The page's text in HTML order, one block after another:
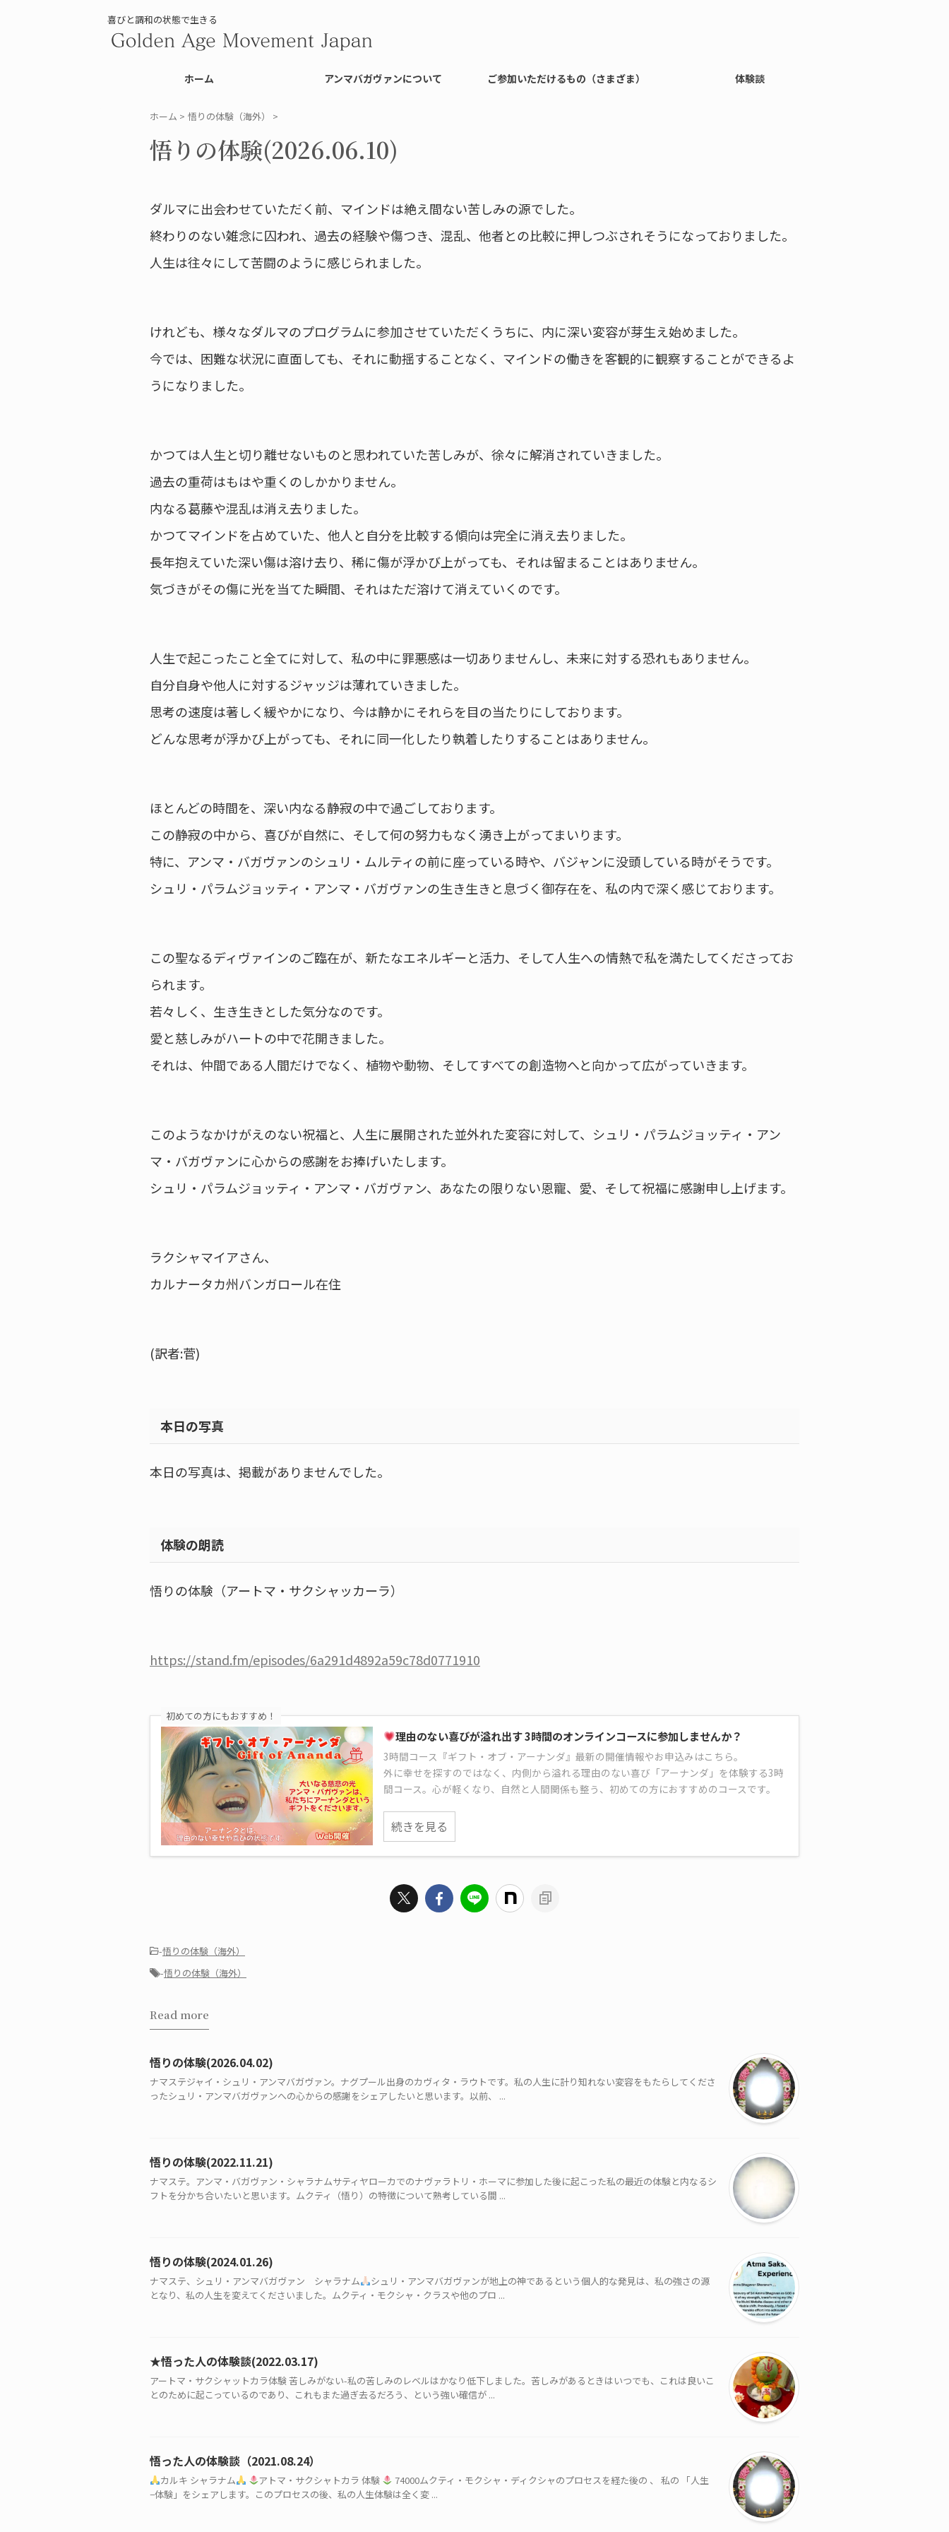
喜びと調和の状態で生きる
ホーム アンマバガヴァンについて ご参加いただけるもの（さまざま） 体験談
ホーム > 悟りの体験（海外） >
悟りの体験(2026.06.10)
ダルマに出会わせていただく前、マインドは絶え間ない苦しみの源でした。
終わりのない雑念に囚われ、過去の経験や傷つき、混乱、他者との比較に押しつぶされそうになっておりました。
人生は往々にして苦闘のように感じられました。
けれども、様々なダルマのプログラムに参加させていただくうちに、内に深い変容が芽生え始めました。
今では、困難な状況に直面しても、それに動揺することなく、マインドの働きを客観的に観察することができるよ
うになりました。
かつては人生と切り離せないものと思われていた苦しみが、徐々に解消されていきました。
過去の重荷はもはや重くのしかかりません。
内なる葛藤や混乱は消え去りました。
かつてマインドを占めていた、他人と自分を比較する傾向は完全に消え去りました。
長年抱えていた深い傷は溶け去り、稀に傷が浮かび上がっても、それは留まることはありません。
気づきがその傷に光を当てた瞬間、それはただ溶けて消えていくのです。
人生で起こったこと全てに対して、私の中に罪悪感は一切ありませんし、未来に対する恐れもありません。
自分自身や他人に対するジャッジは薄れていきました。
思考の速度は著しく緩やかになり、今は静かにそれらを目の当たりにしております。
どんな思考が浮かび上がっても、それに同一化したり執着したりすることはありません。
ほとんどの時間を、深い内なる静寂の中で過ごしております。
この静寂の中から、喜びが自然に、そして何の努力もなく湧き上がってまいります。
特に、アンマ・バガヴァンのシュリ・ムルティの前に座っている時や、バジャンに没頭している時がそうです。
シュリ・パラムジョッティ・アンマ・バガヴァンの生き生きと息づく御存在を、私の内で深く感じております。
この聖なるディヴァインのご臨在が、新たなエネルギーと活力、そして人生への情熱で私を満たしてくださってお
られます。
若々しく、生き生きとした気分なのです。
愛と慈しみがハートの中で花開きました。
それは、仲間である人間だけでなく、植物や動物、そしてすべての創造物へと向かって広がっていきます。
このようなかけがえのない祝福と、人生に展開された並外れた変容に対して、シュリ・パラムジョッティ・アン
マ・バガヴァンに心からの感謝をお捧げいたします。
シュリ・パラムジョッティ・アンマ・バガヴァン、あなたの限りない恩寵、愛、そして祝福に感謝申し上げます。
ラクシャマイアさん、
カルナータカ州バンガロール在住
(訳者:菅)
本日の写真
本日の写真は、掲載がありませんでした。
体験の朗読
悟りの体験（アートマ・サクシャッカーラ）
https://stand.fm/episodes/6a291d4892a59c78d0771910
初めての方にもおすすめ！
理由のない喜びが溢れ出す 3時間のオンラインコースに参加しませんか？
3時間コース『ギフト・オブ・アーナンダ』最新の開催情報やお申込みはこちら。
外に幸せを探すのではなく、内側から溢れる理由のない喜び「アーナンダ」を体験する3時
間コース。心が軽くなり、自然と人間関係も整う、初めての方におすすめのコースです。
続きを見る
-悟りの体験（海外）
-悟りの体験（海外）
Read more
悟りの体験(2026.04.02)
ナマステジャイ・シュリ・アンマバガヴァン。ナグプール出身のカヴィタ・ラウトです。私の人生に計り知れない変容をもたらしてくださ
ったシュリ・アンマバガヴァンへの心からの感謝をシェアしたいと思います。以前、 ...
悟りの体験(2022.11.21)
ナマステ。アンマ・バガヴァン・シャラナムサティヤローカでのナヴァラトリ・ホーマに参加した後に起こった私の最近の体験と内なるシ
フトを分かち合いたいと思います。ムクティ（悟り）の特徴について熟考している間 ...
悟りの体験(2024.01.26)
ナマステ、シュリ・アンマバガヴァン シャラナム
シュリ・アンマバガヴァンが地上の神であるという個人的な発見は、私の強さの源
となり、私の人生を変えてくださいました。ムクティ・モクシャ・クラスや他のプロ ...
★悟った人の体験談(2022.03.17)
アートマ・サクシャットカラ体験 苦しみがない-私の苦しみのレベルはかなり低下しました。苦しみがあるときはいつでも、これは良いこ
とのために起こっているのであり、これもまた過ぎ去るだろう、という強い確信が ...
悟った人の体験談（2021.08.24）
カルキ シャラナム アトマ・サクシャトカラ 体験
74000ムクティ・モクシャ・ディクシャのプロセスを経た後の 、 私の 「人生
−体験」をシェアします。このプロセスの後、私の人生体験は全く変 ...